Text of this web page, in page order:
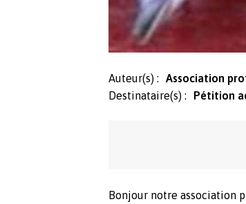
Auteur(s) :
Association
Destinataire(s) :
Pétition
Bonjour notre association